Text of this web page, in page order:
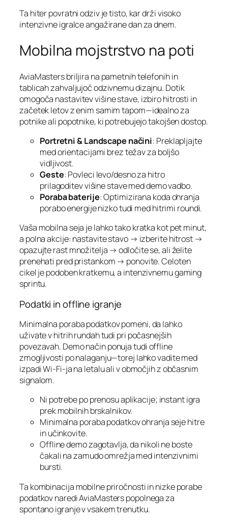
Ta hiter povratni odziv je tisto, kar drži visoko
intenzivne igralce angažirane dan za dnem.
Mobilna mojstrstvo na poti
AviaMasters briljira na pametnih telefonih in
tablicah zahvaljujoč odzivnemu dizajnu. Dotik
omogoča nastavitev višine stave, izbiro hitrosti in
začetek letov z enim samim tapom—idealno za
potnike ali popotnike, ki potrebujejo takojšen dostop.
Portretni & Landscape načini: Preklapljajte
med orientacijami brez težav za boljšo
vidljivost.
Geste: Povleci levo/desno za hitro
prilagoditev višine stave med demo vadbo.
Poraba baterije: Optimizirana koda ohranja
porabo energije nizko tudi med hitrimi roundi.
Vaša mobilna seja je lahko tako kratka kot pet minut,
a polna akcije: nastavite stavo → izberite hitrost →
opazujte rast množitelja → odločite se, ali želite
prenehati pred pristankom → ponovite. Celoten
cikel je podoben kratkemu, a intenzivnemu gaming
sprintu.
Podatki in offline igranje
Minimalna poraba podatkov pomeni, da lahko
uživate v hitrih rundah tudi pri počasnejših
povezavah. Demo način ponuja tudi offline
zmogljivosti po nalaganju—torej lahko vadite med
izpadi Wi‑Fi-ja na letalu ali v območjih z občasnim
signalom.
Ni potrebe po prenosu aplikacije; instant igra
prek mobilnih brskalnikov.
Minimalna poraba podatkov ohranja seje hitre
in učinkovite.
Offline demo zagotavlja, da nikoli ne boste
čakali na zamudo omrežja med intenzivnimi
bursti.
Ta kombinacija mobilne priročnosti in nizke porabe
podatkov naredi AviaMasters popolnega za
spontano igranje v vsakem trenutku.